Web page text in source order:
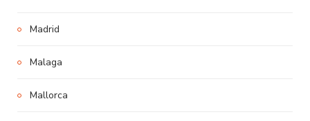
Madrid
Malaga
Mallorca